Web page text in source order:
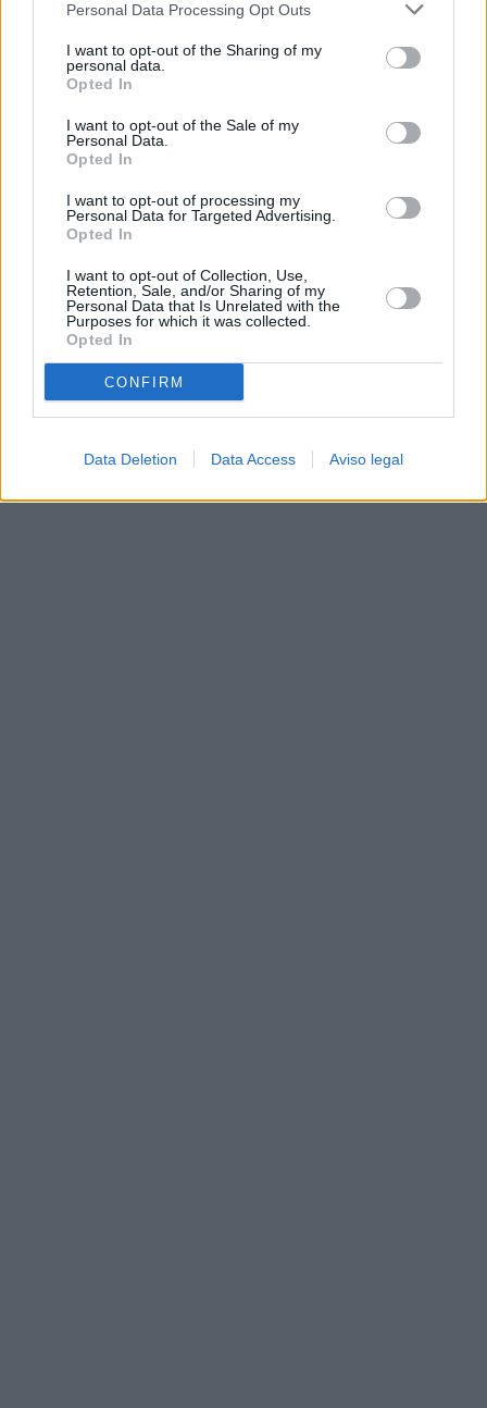
negar su consentimiento. Tenga en cuenta que algún
de su consentimiento, pero usted tiene el derecho de
rechazar tal procesamiento. Sus preferencias se aplicarán
cualquier momento entrando de nuevo en este sitio web o
visitando nuestra política de privacidad.
Personal Data Processing Opt Outs
I want to opt-out of the Sharing of my
personal data.
Opted In
I want to opt-out of the Sale of my
Personal Data.
Opted In
I want to opt-out of processing my
Personal Data for Targeted Advertising.
Opted In
I want to opt-out of Collection, Use,
Retention, Sale, and/or Sharing of my
Personal Data that Is Unrelated with the
Purposes for which it was collected.
Opted In
CONFIRM
Data Deletion Data Access Aviso legal